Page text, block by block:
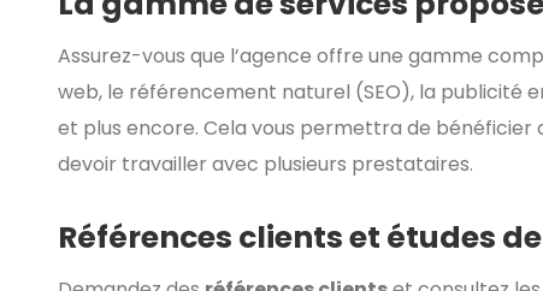
Assurez-vous que l’agence offre une gamme
web, le référencement naturel (SEO), la publicité
et plus encore. Cela vous permettra de bénéficier
devoir travailler avec plusieurs prestataires.
Références clients et études